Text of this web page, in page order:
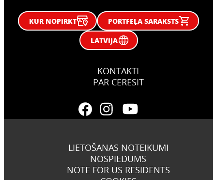
KUR NOPIRKT
PORTFEĻA SARAKSTS
LATVIJA
KONTAKTI
PAR CERESIT
LIETOŠANAS NOTEIKUMI
NOSPIEDUMS
NOTE FOR US RESIDENTS